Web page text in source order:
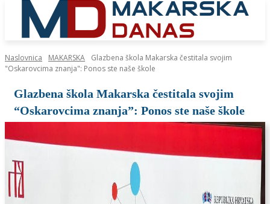
Naslovnica MAKARSKA
Glazbena škola Makarska čestitala svojim
"Oskarovcima znanja": Ponos ste naše škole
Glazbena škola Makarska čestitala svojim
“Oskarovcima znanja”: Ponos ste naše škole